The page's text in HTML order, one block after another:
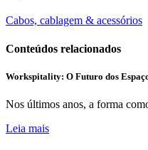
Cabos, cablagem & acessórios
Conteúdos relacionados
Workspitality: O Futuro dos
Nos últimos anos, a forma
Leia mais